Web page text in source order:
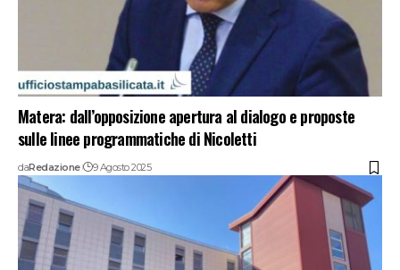
Matera: dall’opposizione apertura al dialogo e proposte
sulle linee programmatiche di Nicoletti
daRedazione 9 Agosto 2025